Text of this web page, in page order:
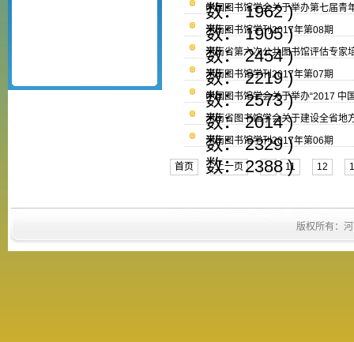
数： 1962 )
中国图书馆学会关于举办第七届青
数： 1905 )
河南图书馆学刊2017年第08期
数： 2454 )
河南省第六次公共图书馆评估专家
数： 2219 )
河南图书馆学刊2017年第07期
数： 2573 )
中国图书馆学会关于举办“2017 中
数： 2014 )
河南省图书馆学会关于建设全省地
数： 2329 )
河南图书馆学刊2017年第06期
数： 2388 )
首页 上一页 ... 11 12
版权所有：